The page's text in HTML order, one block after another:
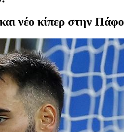
νέο κίπερ στην Πάφο